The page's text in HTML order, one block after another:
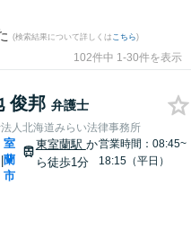
(検索結果について詳しくは こちら)
102件中 1-30件を表示
俊邦 弁護士
人北海道みらい法律事務所
|
室
蘭
市
東室蘭駅 か
ら徒歩1分
営業時間：08:45~
18:15（平日）